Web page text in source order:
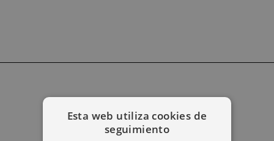
erika@kymabarcelona.com
Esta web utiliza cookies de
seguimiento